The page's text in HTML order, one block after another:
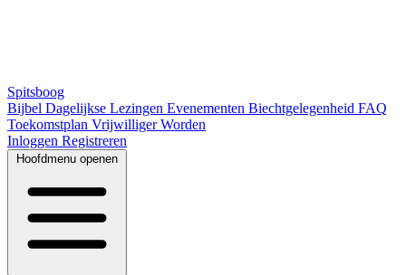
Spitsboog
Bijbel Dagelijkse Lezingen Evenementen Biechtgelegenheid FAQ
Toekomstplan Vrijwilliger Worden
Inloggen Registreren
Hoofdmenu openen